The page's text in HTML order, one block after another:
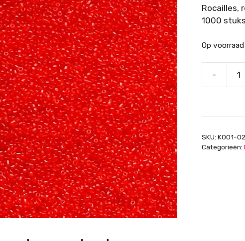
Rocailles,
1000 stuks
Op voorraad
-
2mm
SKU: K001-
Categorieën: